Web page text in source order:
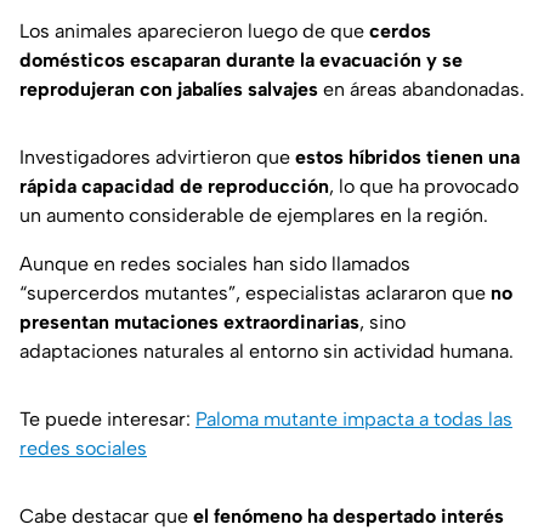
Los animales aparecieron luego de que cerdos
domésticos escaparan durante la evacuación y se
reprodujeran con jabalíes salvajes en áreas abandonadas.
Investigadores advirtieron que estos híbridos tienen una
rápida capacidad de reproducción, lo que ha provocado
un aumento considerable de ejemplares en la región.
Aunque en redes sociales han sido llamados
“supercerdos mutantes”, especialistas aclararon que no
presentan mutaciones extraordinarias, sino
adaptaciones naturales al entorno sin actividad humana.
Te puede interesar: Paloma mutante impacta a todas las
redes sociales
Cabe destacar que el fenómeno ha despertado interés